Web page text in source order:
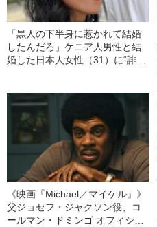
「黒人の下半身に惹かれて結婚
したんだろ」ケニア人男性と結
婚した日本人女性（31）に“誹謗
《映画『Michael／マイケル』》
父ジョセフ・ジャクソン役、コ
ールマン・ドミンゴ オフィシャ